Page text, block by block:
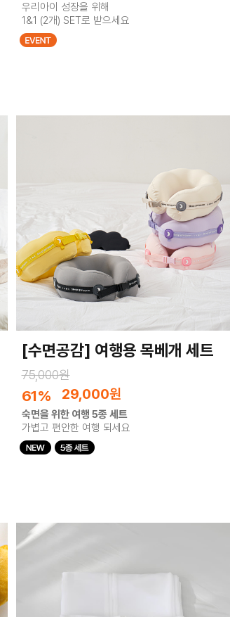
우리아이 성장을 위해
1&1 (2개) SET로 받으세요
[수면공감] 여행용 목베개 세트
75,000원
61% 29,000원
숙면을 위한 여행 5종 세트
가볍고 편안한 여행 되세요